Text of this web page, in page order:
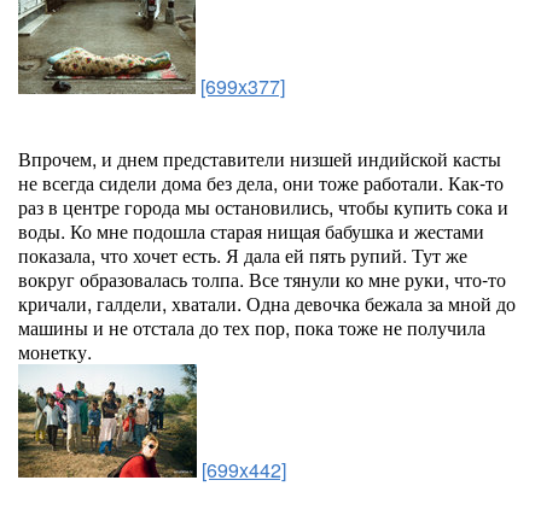
[699x377]
Впрочем, и днем представители низшей индийской касты
не всегда сидели дома без дела, они тоже работали. Как-то
раз в центре города мы остановились, чтобы купить сока и
воды. Ко мне подошла старая нищая бабушка и жестами
показала, что хочет есть. Я дала ей пять рупий. Тут же
вокруг образовалась толпа. Все тянули ко мне руки, что-то
кричали, галдели, хватали. Одна девочка бежала за мной до
машины и не отстала до тех пор, пока тоже не получила
монетку.
[699x442]